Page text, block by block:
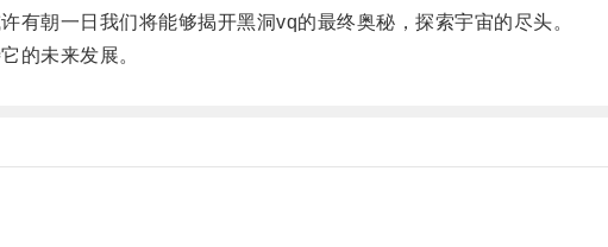
朝一日我们将能够揭开黑洞vq的最终奥秘，探索宇宙的尽头。
的未来发展。